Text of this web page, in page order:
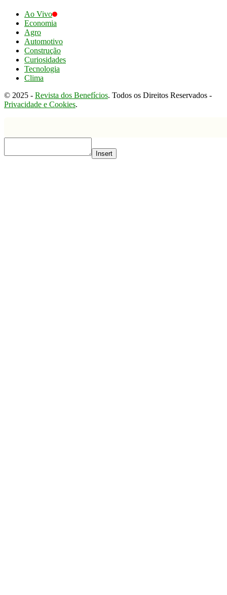
Ao Vivo
Economia
Agro
Automotivo
Construção
Curiosidades
Tecnologia
Clima
© 2025 - Revista dos Benefícios. Todos os Direitos Reservados -
Privacidade e Cookies.
Insert